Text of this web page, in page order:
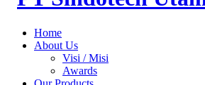
Home
About Us
Visi / Misi
Awards